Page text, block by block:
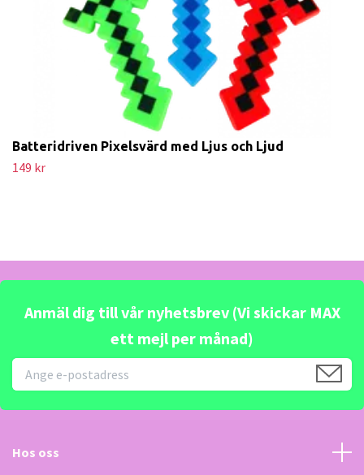
Batteridriven Pixelsvärd med Ljus och Ljud
149 kr
Anmäl dig till vår nyhetsbrev (Vi skickar MAX
ett mejl per månad)
Hos oss